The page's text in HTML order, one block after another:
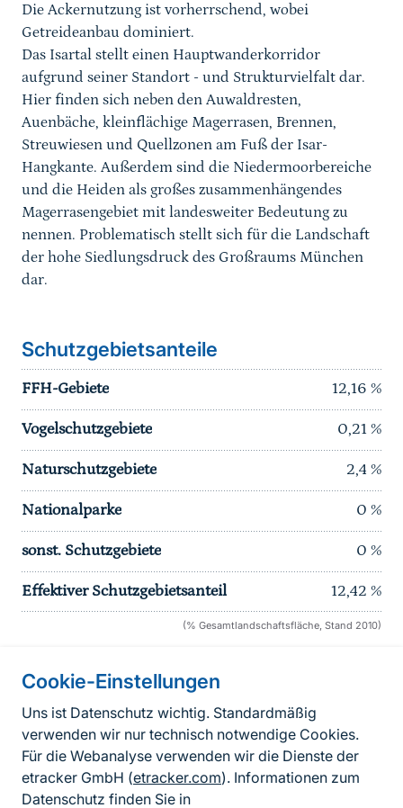
Cookie-Einstellungen
Uns ist Datenschutz wichtig. Standardmäßig
verwenden wir nur technisch notwendige Cookies.
Für die Webanalyse verwenden wir die Dienste der
etracker GmbH (etracker.com). Informationen zum
Datenschutz finden Sie in
Die Ackernutzung ist vorherrschend, wobei
Getreideanbau dominiert.
Das Isartal stellt einen Hauptwanderkorridor
aufgrund seiner Standort - und Strukturvielfalt dar.
Hier finden sich neben den Auwaldresten,
Auenbäche, kleinflächige Magerrasen, Brennen,
Streuwiesen und Quellzonen am Fuß der Isar-
Hangkante. Außerdem sind die Niedermoorbereiche
und die Heiden als großes zusammenhängendes
Magerrasengebiet mit landesweiter Bedeutung zu
nennen. Problematisch stellt sich für die Landschaft
der hohe Siedlungsdruck des Großraums München
dar.
Schutzgebietsanteile
FFH-Gebiete 12,16 %
Vogelschutzgebiete 0,21 %
Naturschutzgebiete 2,4 %
Nationalparke 0 %
sonst. Schutzgebiete 0 %
Effektiver Schutzgebietsanteil 12,42 %
(% Gesamtlandschaftsfläche, Stand 2010)
Informationen zur Seite
FußzeileKontakt zum BfN
Kontaktformular